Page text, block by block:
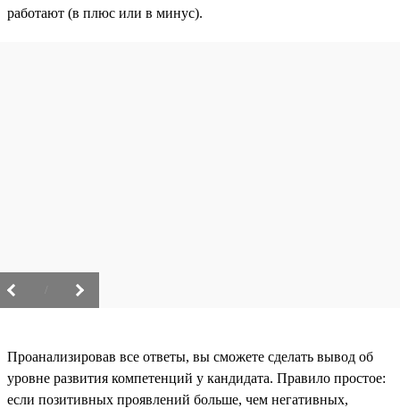
работают (в плюс или в минус).
Проанализировав все ответы, вы сможете сделать вывод об
уровне развития компетенций у кандидата. Правило простое:
если позитивных проявлений больше, чем негативных,